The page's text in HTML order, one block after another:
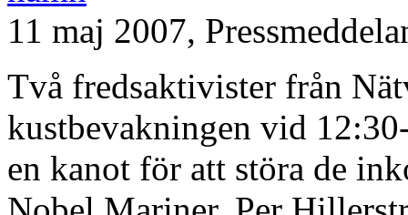
11 maj 2007,
Två fredsaktivister från
kustbevakningen vid
en kanot för att störa de